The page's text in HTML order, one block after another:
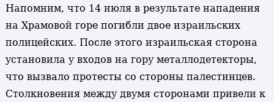
Напомним, что 14 июля в результате нападения
на Храмовой горе погибли двое израильских
полицейских. После этого израильская сторона
установила у входов на гору металлодетекторы,
что вызвало протесты со стороны палестинцев.
Столкновения между двумя сторонами привели к